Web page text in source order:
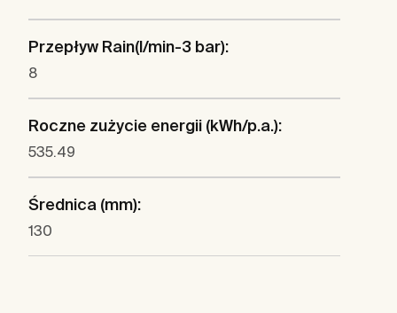
Przepływ Rain(l/min-3 bar):
8
Roczne zużycie energii (kWh/p.a.):
535.49
Średnica (mm):
130